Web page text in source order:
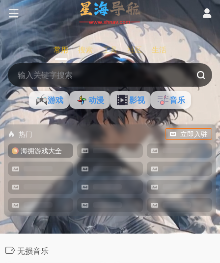
常用 搜索 工具 社区 生活
游戏 动漫 影视 音乐
热门
立即入驻
海拥游戏大全
无损音乐